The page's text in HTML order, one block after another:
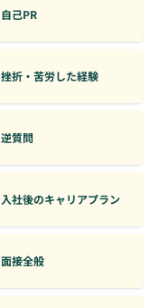
自己PR
挫折・苦労した経験
逆質問
入社後のキャリアプラン
面接全般